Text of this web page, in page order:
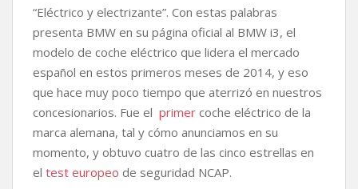
c
e
b
o
o
k
i
t
t
e
r
a
t
s
A
p
p
p
y
L
i
n
k
m
p
a
r
t
i
r
“Eléctrico y electrizante”. Con estas palabras
presenta BMW en su página oficial al BMW i3, el
modelo de coche eléctrico que lidera el mercado
español en estos primeros meses de 2014, y eso
que hace muy poco tiempo que aterrizó en nuestros
concesionarios. Fue el primer coche eléctrico de la
marca alemana, tal y cómo anunciamos en su
momento, y obtuvo cuatro de las cinco estrellas en
el test europeo de seguridad NCAP.